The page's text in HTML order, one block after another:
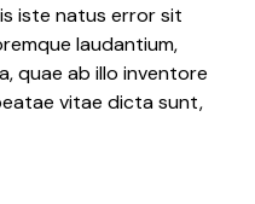
iste natus error sit
laudantium,
quae ab illo inventore
vitae dicta sunt,